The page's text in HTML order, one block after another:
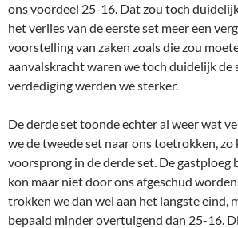
ons voordeel 25-16. Dat zou toch
het verlies van de eerste set meer een
voorstelling van zaken zoals die zou
aanvalskracht waren we toch duidelijk de
verdediging werden we sterker.
De derde set toonde echter al weer wat
we de tweede set naar ons toetrokken, zo
voorsprong in de derde set. De gastploeg
kon maar niet door ons afgeschud
trokken we dan wel aan het langste eind,
bepaald minder overtuigend dan 25-16.